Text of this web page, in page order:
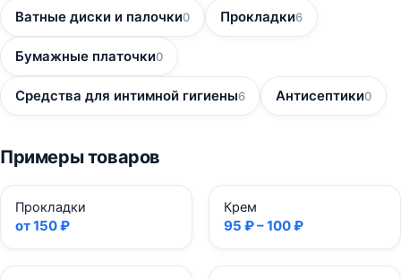
Ватные диски и палочки0 Прокладки6
Бумажные платочки0
Средства для интимной гигиены6 Антисептики0
Примеры товаров
Прокладки
от 150 ₽
Крем
95 ₽ – 100 ₽